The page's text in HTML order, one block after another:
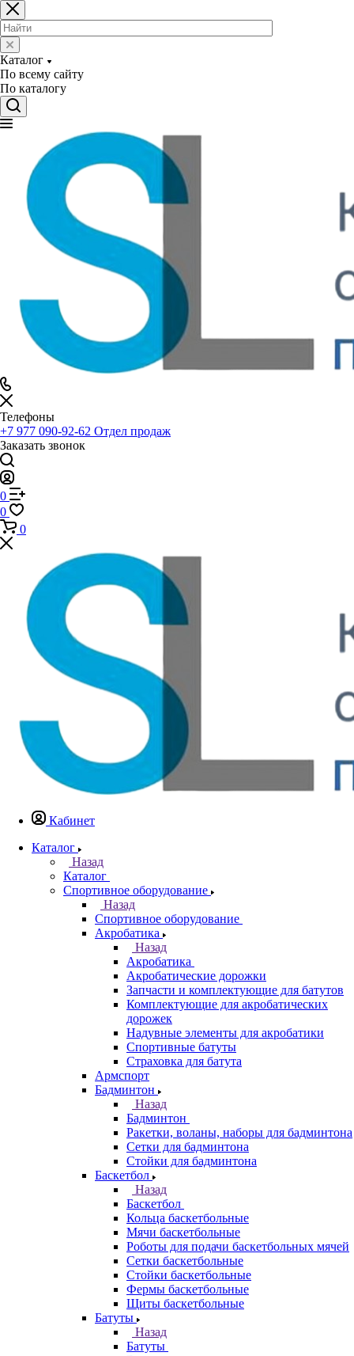
Каталог
По всему сайту
По каталогу
Телефоны
+7 977 090-92-62 Отдел продаж
Заказать звонок
0
0
0
Кабинет
Каталог
Назад
Каталог
Спортивное оборудование
Назад
Спортивное оборудование
Акробатика
Назад
Акробатика
Акробатические дорожки
Запчасти и комплектующие для батутов
Комплектующие для акробатических
дорожек
Надувные элементы для акробатики
Спортивные батуты
Страховка для батута
Армспорт
Бадминтон
Назад
Бадминтон
Ракетки, воланы, наборы для бадминтона
Сетки для бадминтона
Стойки для бадминтона
Баскетбол
Назад
Баскетбол
Кольца баскетбольные
Мячи баскетбольные
Роботы для подачи баскетбольных мячей
Сетки баскетбольные
Стойки баскетбольные
Фермы баскетбольные
Щиты баскетбольные
Батуты
Назад
Батуты